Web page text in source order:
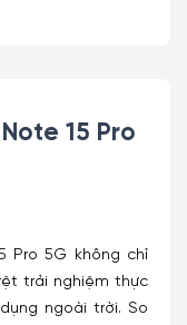
15 Pro
Pro 5G không chỉ
trải nghiệm thực
ngoài trời. So